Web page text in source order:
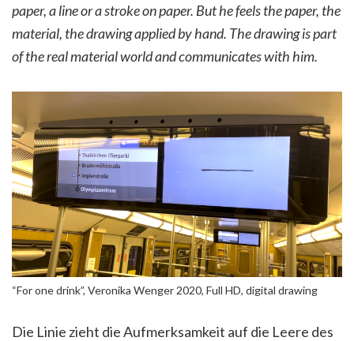
paper, a line or a stroke on paper. But he feels the paper, the
material, the drawing applied by hand. The drawing is part
of the real material world and communicates with him.
“For one drink”, Veronika Wenger 2020, Full HD, digital drawing
Die Linie zieht die Aufmerksamkeit auf die Leere des